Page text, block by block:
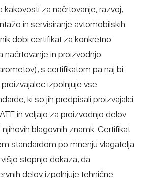
kakovosti za načrtovanje, razvoj,
in servisiranje avtomobilskih
dobi certifikat za konkretno
načrtovanje in proizvodnjo
s certifikatom pa naj bi
izpolnjuje vse
ki so jih predpisali proizvajalci
in veljajo za proizvodnjo delov
blagovnih znamk. Certifikat
standardom po mnenju vlagatelja
stopnjo dokaza, da
delov izpolnjuje tehnične